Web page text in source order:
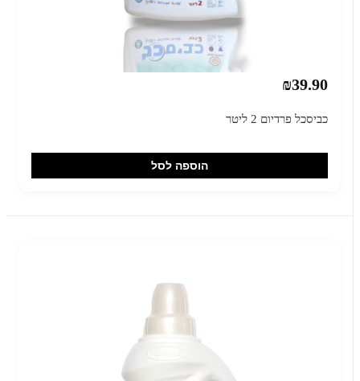
₪39.90
כביסכל פרדיום 2 ליטר
הוספה לסל